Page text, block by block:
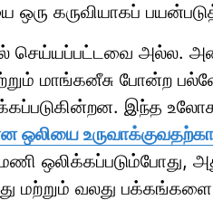
கருவியாகப்
அல்ல.
மாங்கனீசு போன்ற
இந்த
ஒலியை
ஒலிக்கப்படும்போது,
மற்றும் வலது பக்கங்களை